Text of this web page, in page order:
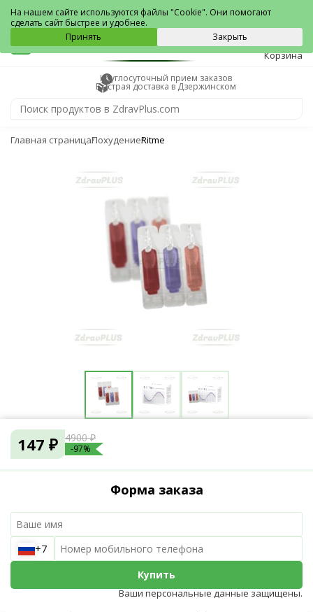
Дзержинский
0
Корзина
Круглосуточный прием заказов
Быстрая доставка в Дзержинском
Главная страницаПохудениеRitme
147 ₽ 4900 ₽
-97%
Форма заказа
+7
Купить
Ваши персональные данные защищены.
На нашем сайте используются файлы "Cookie". Они помогают
сделать сайт быстрее и удобнее.
Принять
Закрыть